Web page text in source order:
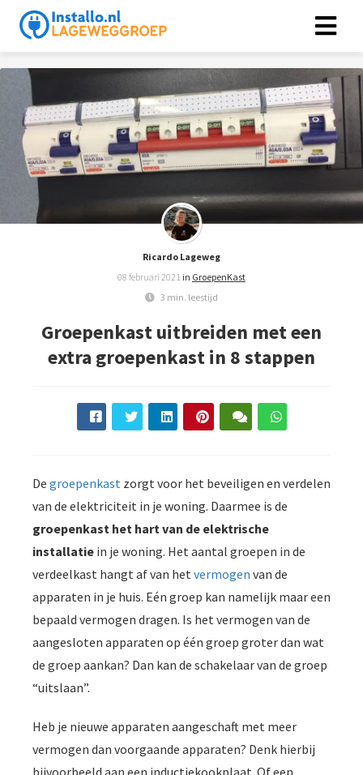
Ricardo Lageweg
08 februari 2021 in GroepenKast
3 min. leestijd
Groepenkast uitbreiden met een
extra groepenkast in 8 stappen
De groepenkast zorgt voor het beveiligen en verdelen
van de elektriciteit in je woning. Daarmee is de
groepenkast het hart van de elektrische
installatie in je woning. Het aantal groepen in de
verdeelkast hangt af van het vermogen van de
apparaten in je huis. Eén groep kan namelijk maar een
bepaald vermogen dragen. Is het vermogen van de
aangesloten apparaten op één groep groter dan wat
de groep aankan? Dan kan de schakelaar van de groep
“uitslaan”.
Heb je nieuwe apparaten aangeschaft met meer
vermogen dan voorgaande apparaten? Denk hierbij
bijvoorbeeld aan een inductiekookplaat. Of een